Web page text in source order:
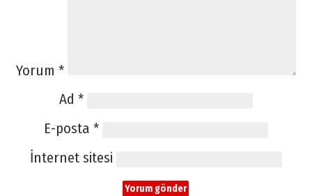
Yorum *
Ad *
E-posta *
İnternet sitesi